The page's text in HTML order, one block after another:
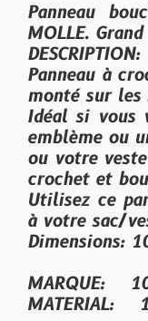
Panneau
MOLLE. Grand
Panneau à
monté sur les
Idéal si vous
emblème ou
ou votre
crochet et
Utilisez ce
à votre sac/
Dimensions:
MARQUE:
MATERIAL: